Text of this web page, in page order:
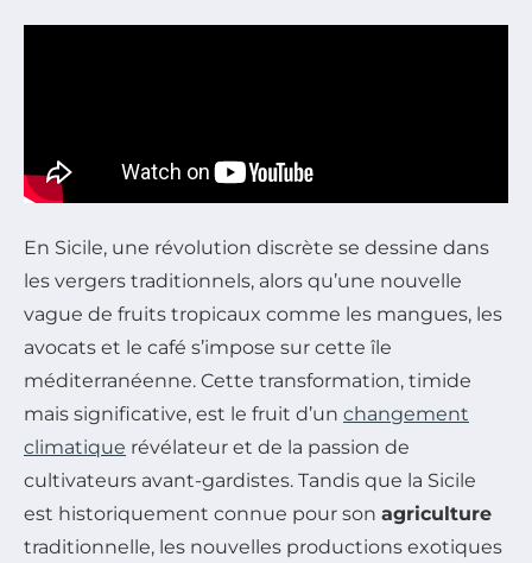
En Sicile, une révolution discrète se dessine dans
les vergers traditionnels, alors qu’une nouvelle
vague de fruits tropicaux comme les mangues, les
avocats et le café s’impose sur cette île
méditerranéenne. Cette transformation, timide
mais significative, est le fruit d’un changement
climatique révélateur et de la passion de
cultivateurs avant-gardistes. Tandis que la Sicile
est historiquement connue pour son agriculture
traditionnelle, les nouvelles productions exotiques